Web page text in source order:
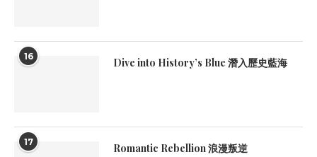
16 Dive into History’s Blue 潛入歷史藍海
17 Romantic Rebellion 浪漫叛逆